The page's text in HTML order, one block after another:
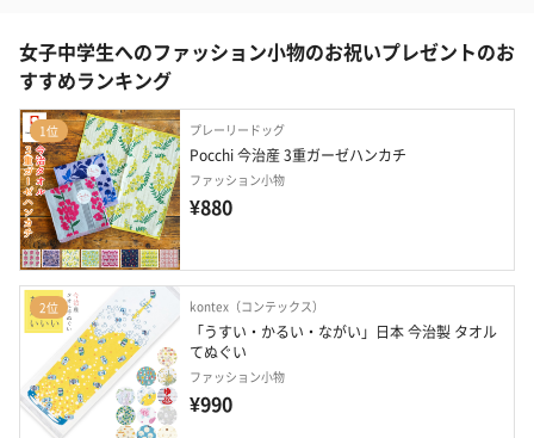
女子中学生へのファッション小物のお祝いプレゼントのお
すすめランキング
1位 プレーリードッグ
Pocchi 今治産 3重ガーゼハンカチ
ファッション小物
¥880
2位 kontex（コンテックス）
「うすい・かるい・ながい」日本 今治製 タオル
てぬぐい
ファッション小物
¥990